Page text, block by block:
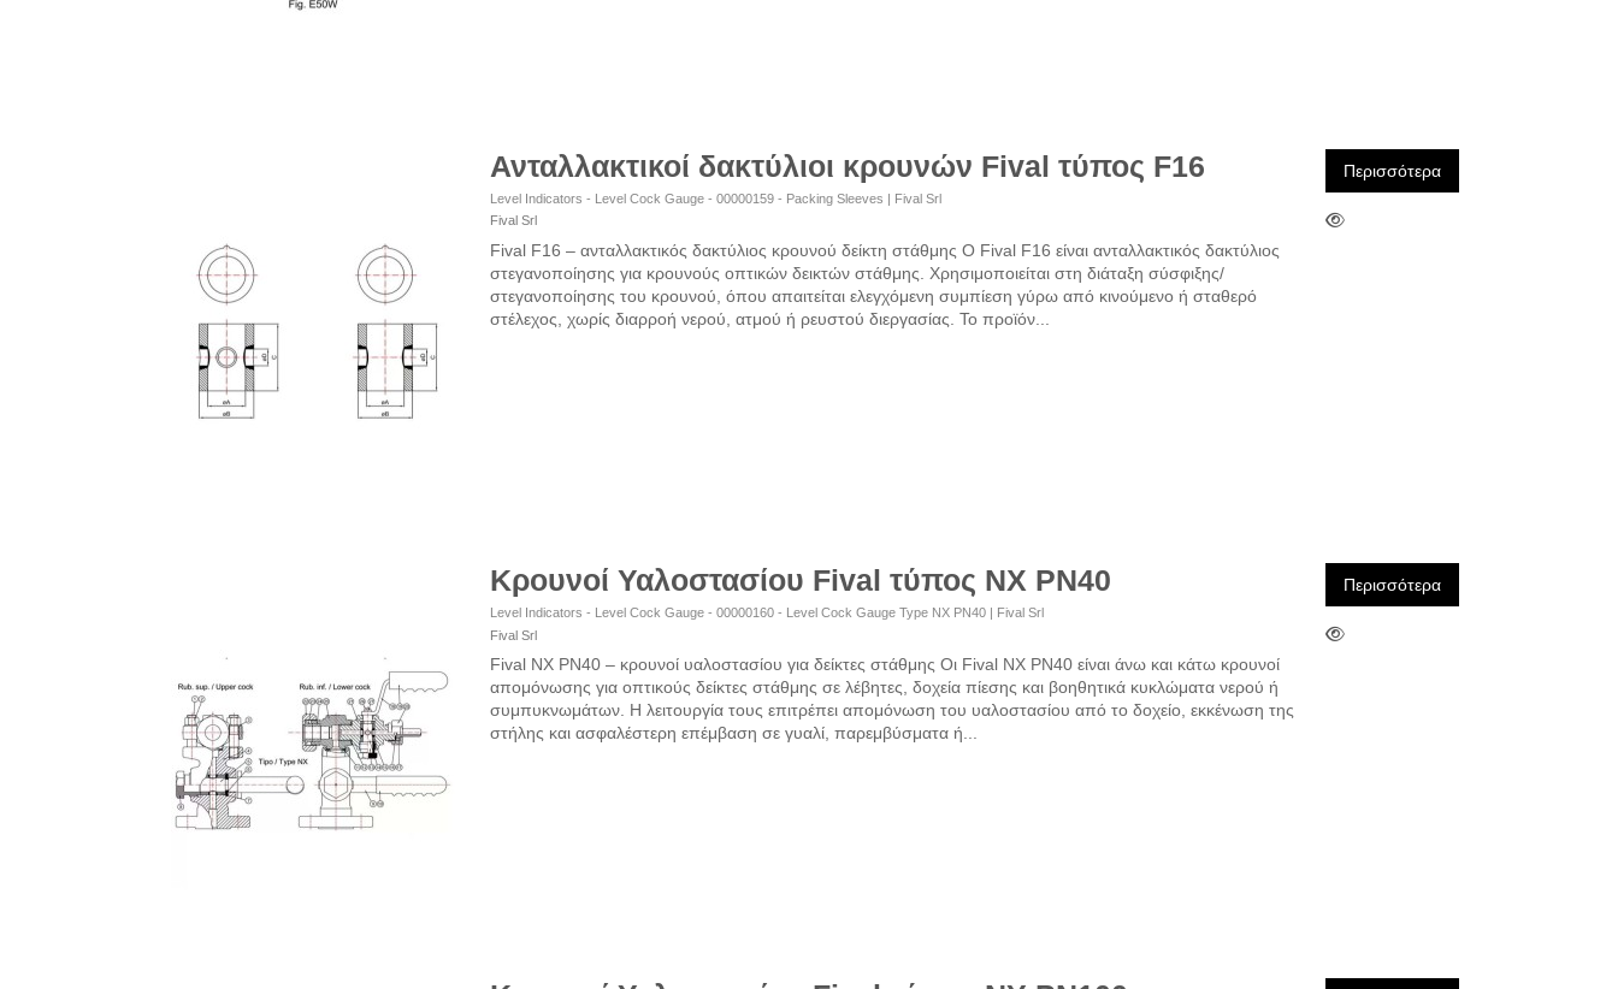
Ανταλλακτικοί δακτύλιοι κρουνών Fival τύπος F16
Level Indicators - Level Cock Gauge - 00000159 - Packing Sleeves | Fival Srl
Fival Srl
Fival F16 – ανταλλακτικός δακτύλιος κρουνού δείκτη στάθμης Ο Fival F16 είναι ανταλλακτικός δακτύλιος
στεγανοποίησης για κρουνούς οπτικών δεικτών στάθμης. Χρησιμοποιείται στη διάταξη σύσφιξης/
στεγανοποίησης του κρουνού, όπου απαιτείται ελεγχόμενη συμπίεση γύρω από κινούμενο ή σταθερό
στέλεχος, χωρίς διαρροή νερού, ατμού ή ρευστού διεργασίας. Το προϊόν...
Περισσότερα
Κρουνοί Υαλοστασίου Fival τύπος NX PN40
Level Indicators - Level Cock Gauge - 00000160 - Level Cock Gauge Type NX PN40 | Fival Srl
Fival Srl
Fival NX PN40 – κρουνοί υαλοστασίου για δείκτες στάθμης Οι Fival NX PN40 είναι άνω και κάτω κρουνοί
απομόνωσης για οπτικούς δείκτες στάθμης σε λέβητες, δοχεία πίεσης και βοηθητικά κυκλώματα νερού ή
συμπυκνωμάτων. Η λειτουργία τους επιτρέπει απομόνωση του υαλοστασίου από το δοχείο, εκκένωση της
στήλης και ασφαλέστερη επέμβαση σε γυαλί, παρεμβύσματα ή...
Περισσότερα